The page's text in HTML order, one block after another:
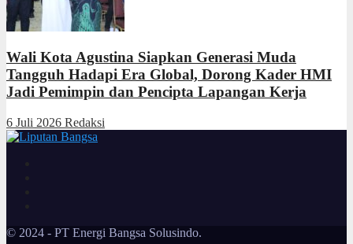
Wali Kota Agustina Siapkan Generasi Muda
Tangguh Hadapi Era Global, Dorong Kader HMI
Jadi Pemimpin dan Pencipta Lapangan Kerja
6 Juli 2026 Redaksi
© 2024 - PT Energi Bangsa Solusindo.